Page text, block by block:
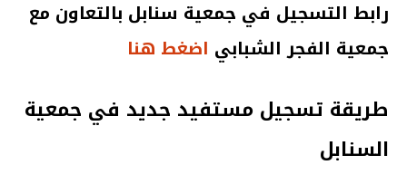
رابط التسجيل في جمعية سنابل بالتعاون مع
جمعية الفجر الشبابي اضغط هنا
طريقة تسجيل مستفيد جديد في جمعية
السنابل